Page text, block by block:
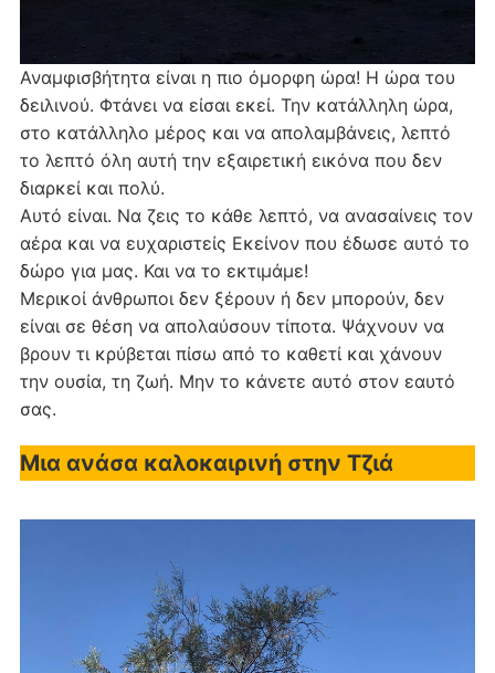
Αναμφισβήτητα είναι η πιο όμορφη ώρα! Η ώρα του
δειλινού. Φτάνει να είσαι εκεί. Την κατάλληλη ώρα,
στο κατάλληλο μέρος και να απολαμβάνεις, λεπτό
το λεπτό όλη αυτή την εξαιρετική εικόνα που δεν
διαρκεί και πολύ.
Αυτό είναι. Να ζεις το κάθε λεπτό, να ανασαίνεις τον
αέρα και να ευχαριστείς Εκείνον που έδωσε αυτό το
δώρο για μας. Και να το εκτιμάμε!
Μερικοί άνθρωποι δεν ξέρουν ή δεν μπορούν, δεν
είναι σε θέση να απολαύσουν τίποτα. Ψάχνουν να
βρουν τι κρύβεται πίσω από το καθετί και χάνουν
την ουσία, τη ζωή. Μην το κάνετε αυτό στον εαυτό
σας.
Μια ανάσα καλοκαιρινή στην Τζιά